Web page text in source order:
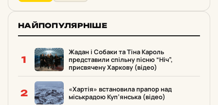
НАЙПОПУЛЯРНІШЕ
1
Жадан і Собаки та Тіна Кароль
представили спільну пісню “Ніч”,
присвячену Харкову (відео)
2
«Хартія» встановила прапор над
міськрадою Куп’янська (відео)